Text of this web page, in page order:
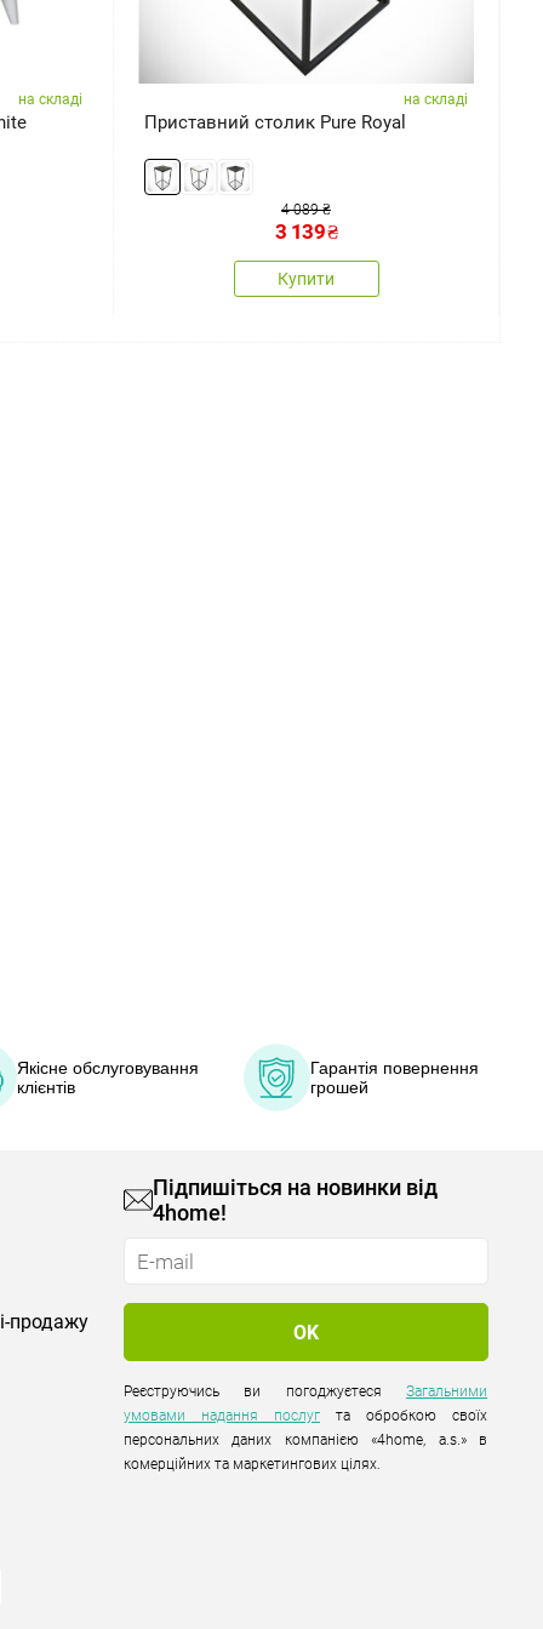
на складі на складі
Приставний столик Pure Royal
4 089 ₴
3 139₴
Купити
Якісне обслуговування
клієнтів
Гарантія повернення
грошей
продажу
Підпишіться на новинки від
4home!
Реєструючись ви погоджуєтесяЗагальними
умовами надання послуг та обробкою своїх
персональних даних компанією «4home, a.s.» в
комерційних та маркетингових цілях.